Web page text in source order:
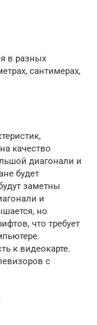
в разных
сантимерах,
качество
диагонали и
будет
заметны
и
но
что требует
к видеокарте.
с